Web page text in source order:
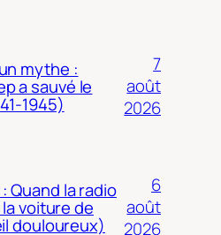
mythe :
a sauvé le
1945)
7
août
2026
Quand la radio
voiture de
douloureux)
6
août
2026